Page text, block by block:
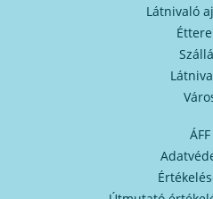
Látnivaló
ÁFF